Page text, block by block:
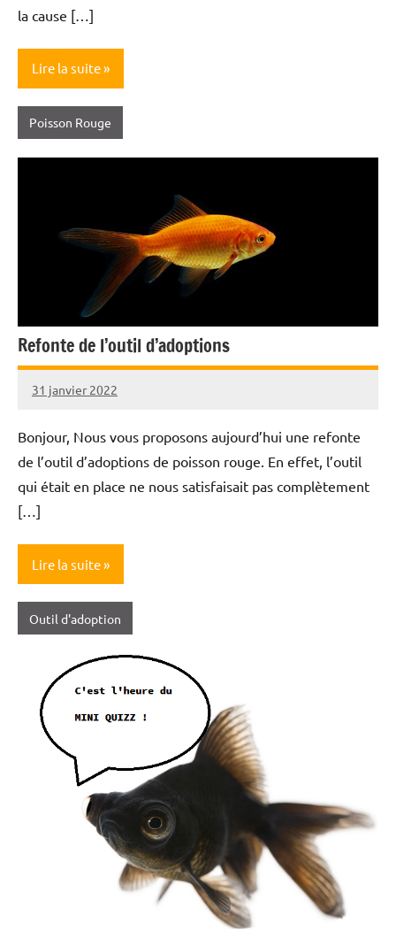
la cause […]
Lire la suite
Poisson Rouge
Refonte de l’outil d’adoptions
31 janvier 2022
Nicolas
Bonjour, Nous vous proposons aujourd’hui une refonte
de l’outil d’adoptions de poisson rouge. En effet, l’outil
qui était en place ne nous satisfaisait pas complètement
[…]
Lire la suite
Outil d'adoption